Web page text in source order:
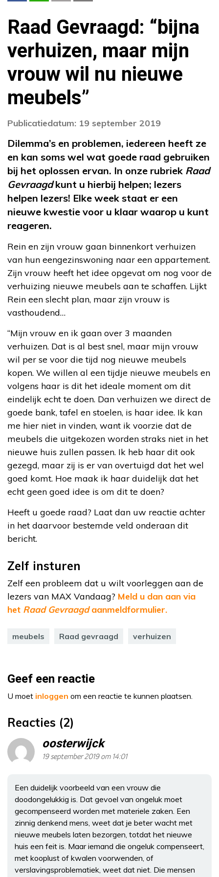
Raad Gevraagd: “bijna
verhuizen, maar mijn
vrouw wil nu nieuwe
meubels”
Publicatiedatum: 19 september 2019
Dilemma’s en problemen, iedereen heeft ze
en kan soms wel wat goede raad gebruiken
bij het oplossen ervan. In onze rubriek Raad
Gevraagdkunt u hierbij helpen; lezers
helpen lezers! Elke week staat er een
nieuwe kwestie voor u klaar waarop u kunt
reageren.
Rein en zijn vrouw gaan binnenkort verhuizen
van hun eengezinswoning naar een appartement.
Zijn vrouw heeft het idee opgevat om nog voor de
verhuizing nieuwe meubels aan te schaffen. Lijkt
Rein een slecht plan, maar zijn vrouw is
vasthoudend…
“Mijn vrouw en ik gaan over 3 maanden
verhuizen. Dat is al best snel, maar mijn vrouw
wil per se voor die tijd nog nieuwe meubels
kopen. We willen al een tijdje nieuwe meubels en
volgens haar is dit het ideale moment om dit
eindelijk echt te doen. Dan verhuizen we direct de
goede bank, tafel en stoelen, is haar idee. Ik kan
me hier niet in vinden, want ik voorzie dat de
meubels die uitgekozen worden straks niet in het
nieuwe huis zullen passen. Ik heb haar dit ook
gezegd, maar zij is er van overtuigd dat het wel
goed komt. Hoe maak ik haar duidelijk dat het
echt geen goed idee is om dit te doen?
Heeft u goede raad? Laat dan uw reactie achter
in het daarvoor bestemde veld onderaan dit
bericht.
Zelf insturen
Zelf een probleem dat u wilt voorleggen aan de
lezers van MAX Vandaag? Meld u dan aan via
het Raad Gevraagdaanmeldformulier.
meubels Raad gevraagd verhuizen
Geef een reactie
U moet inloggen om een reactie te kunnen plaatsen.
Reacties (2)
oosterwijck
19 september 2019 om 14:01
Een duidelijk voorbeeld van een vrouw die
doodongelukkig is. Dat gevoel van ongeluk moet
gecompenseerd worden met materiele zaken. Een
zinnig denkend mens, weet dat je beter wacht met
nieuwe meubels laten bezorgen, totdat het nieuwe
huis een feit is. Maar iemand die ongeluk compenseert,
met kooplust of kwalen voorwenden, of
verslavingsproblematiek, weet dat niet. Die mensen